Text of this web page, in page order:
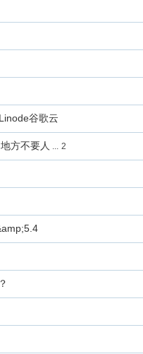
谷歌云
方不要人 ... 2